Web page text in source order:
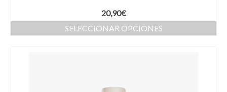
20,90€
SELECCIONAR OPCIONES